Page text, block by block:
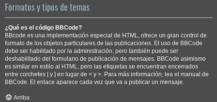
Formatos y tipos de temas
¿Qué es el código BBCode?
BBcode es una implementación especial de HTML, ofrece un gran control de
formato de los objetos particulares de las publicaciones. El uso de BBCode
debe ser habilitado por la administración, pero también puede ser
deshabilitado del formulario de publicación de mensajes. BBCode asimismo
es similar en estilo al HTML, pero las etiquetas se encuentran encerrados
entre corchetes [ y ] en lugar de < y >. Para más información, lea el manual de
BBCode. El enlace aparece cada vez que va a publicar un mensaje.
Arriba